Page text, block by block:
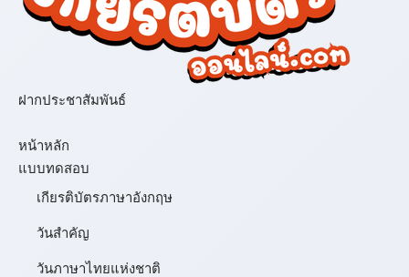
ฝากประชาสัมพันธ์
หน้าหลัก
แบบทดสอบ
เกียรติบัตรภาษาอังกฤษ
วันสำคัญ
วันภาษาไทยแห่งชาติ